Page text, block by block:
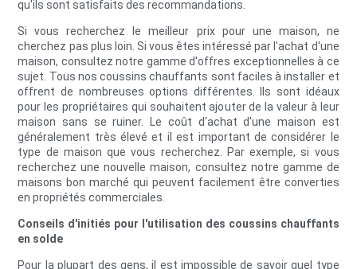
qu'ils sont satisfaits des recommandations.
Si vous recherchez le meilleur prix pour une maison, ne
cherchez pas plus loin. Si vous êtes intéressé par l'achat d'une
maison, consultez notre gamme d'offres exceptionnelles à ce
sujet. Tous nos coussins chauffants sont faciles à installer et
offrent de nombreuses options différentes. Ils sont idéaux
pour les propriétaires qui souhaitent ajouter de la valeur à leur
maison sans se ruiner. Le coût d'achat d'une maison est
généralement très élevé et il est important de considérer le
type de maison que vous recherchez. Par exemple, si vous
recherchez une nouvelle maison, consultez notre gamme de
maisons bon marché qui peuvent facilement être converties
en propriétés commerciales.
Conseils d'initiés pour l'utilisation des coussins chauffants
en solde
Pour la plupart des gens, il est impossible de savoir quel type